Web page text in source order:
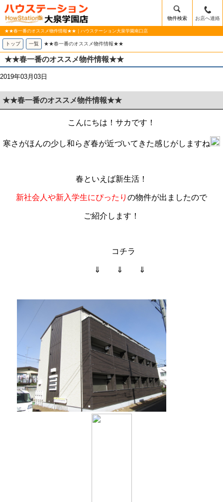
物件検索 お店へ連絡
★★春一番のオススメ物件情報★★｜ハウステーション大泉学園南口店
トップ 一覧 ★★春一番のオススメ物件情報★★
★★春一番のオススメ物件情報★★
2019年03月03日
★★春一番のオススメ物件情報★★
こんにちは！サカです！
寒さがほんの少し和らぎ春が近づいてきた感じがしますね
春といえば新生活！
新社会人や新入学生にぴったり の物件が出ましたので
ご紹介します！
コチラ
⇓ ⇓ ⇓